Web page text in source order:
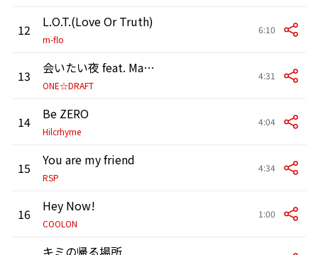
12 L.O.T.(Love Or Truth)
m-flo
6:10
13 会いたい夜 feat. Macheri
ONE☆DRAFT
4:31
14 Be ZERO
Hilcrhyme
4:04
15 You are my friend
RSP
4:34
16 Hey Now!
COOLON
1:00
キミの帰る場所